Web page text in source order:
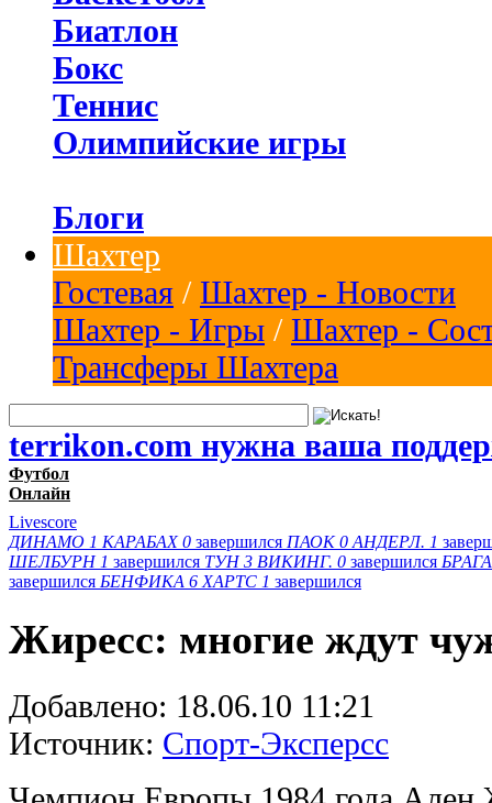
Биатлон
Бокс
Теннис
Олимпийские игры
Блоги
Шахтер
Гостевая / Шахтер - Новости
Шахтер - Игры / Шахтер -
Трансферы Шахтера
terrikon.com нужна ваша
Футбол
Онлайн
Livescore
ДИНАМО 1 КАРАБАХ 0 завершился ПАОК 0 АНДЕРЛ. 1
ШЕЛБУРН 1 завершился ТУН 3 ВИКИНГ. 0 завершился БРАГА
завершился БЕНФИКА 6 ХАРТС 1 завершился
Жиресс: многие ждут
Добавлено: 18.06.10 11:21
Источник: Спорт-Эксперсс